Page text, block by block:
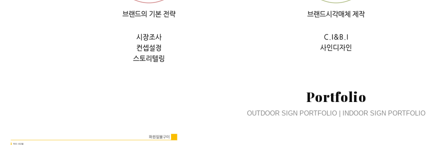
Portfolio
OUTDOOR SIGN PORTFOLIO | INDOOR SIGN PORTFOLIO